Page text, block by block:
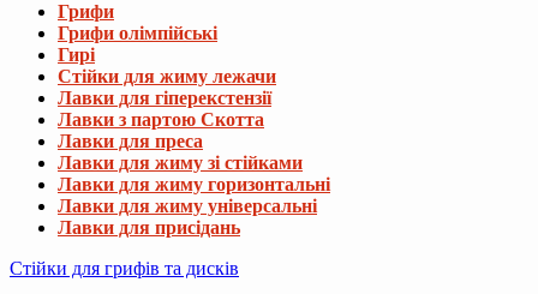
Грифи
Грифи олімпійські
Гирі
Стійки для жиму лежачи
Лавки для гіперекстензії
Лавки з партою Скотта
Лавки для преса
Лавки для жиму зі стійками
Лавки для жиму горизонтальні
Лавки для жиму універсальні
Лавки для присідань
Стійки для грифів та дисків